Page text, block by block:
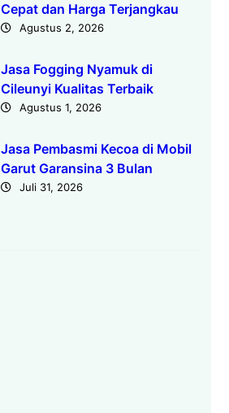
Cepat dan Harga Terjangkau
Agustus 2, 2026
Jasa Fogging Nyamuk di
Cileunyi Kualitas Terbaik
Agustus 1, 2026
Jasa Pembasmi Kecoa di Mobil
Garut Garansina 3 Bulan
Juli 31, 2026